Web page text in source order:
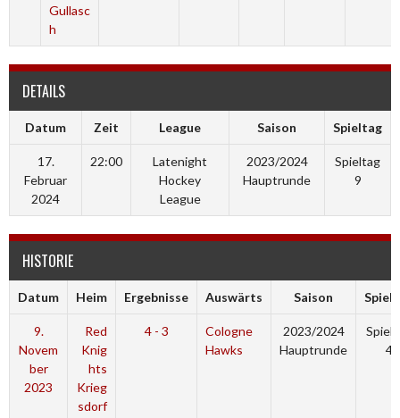
Gullasc
h
DETAILS
Datum Zeit League Saison Spieltag
17.
Februar
2024
22:00
Latenight
Hockey
League
2023/2024
Hauptrunde
Spieltag
9
HISTORIE
Datum Heim Ergebnisse Auswärts Saison
9.
Novem
ber
2023
Red
Knig
hts
Krieg
sdorf
4 - 3
Cologne
Hawks
2023/2024
Hauptrunde
4